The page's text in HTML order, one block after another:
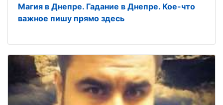
Магия в Днепре. Гадание в Днепре. Кое-что
важное пишу прямо здесь